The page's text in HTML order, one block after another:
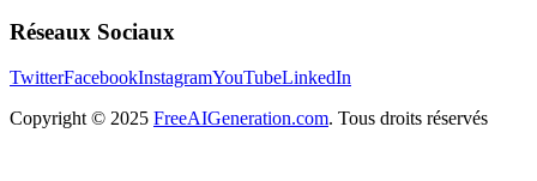
Réseaux Sociaux
TwitterFacebookInstagramYouTubeLinkedIn
Copyright © 2025 FreeAIGeneration.com. Tous droits réservés